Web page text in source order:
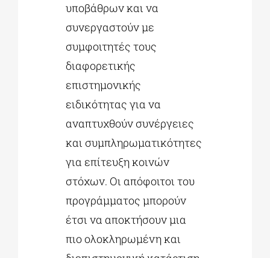
υποβάθρων και να
συνεργαστούν με
συμφοιτητές τους
διαφορετικής
επιστημονικής
ειδικότητας για να
αναπτυχθούν συνέργειες
και συμπληρωματικότητες
για επίτευξη κοινών
στόχων. Οι απόφοιτοι του
προγράμματος μπορούν
έτσι να αποκτήσουν μια
πιο ολοκληρωμένη και